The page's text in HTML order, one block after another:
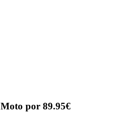
por 89.95€